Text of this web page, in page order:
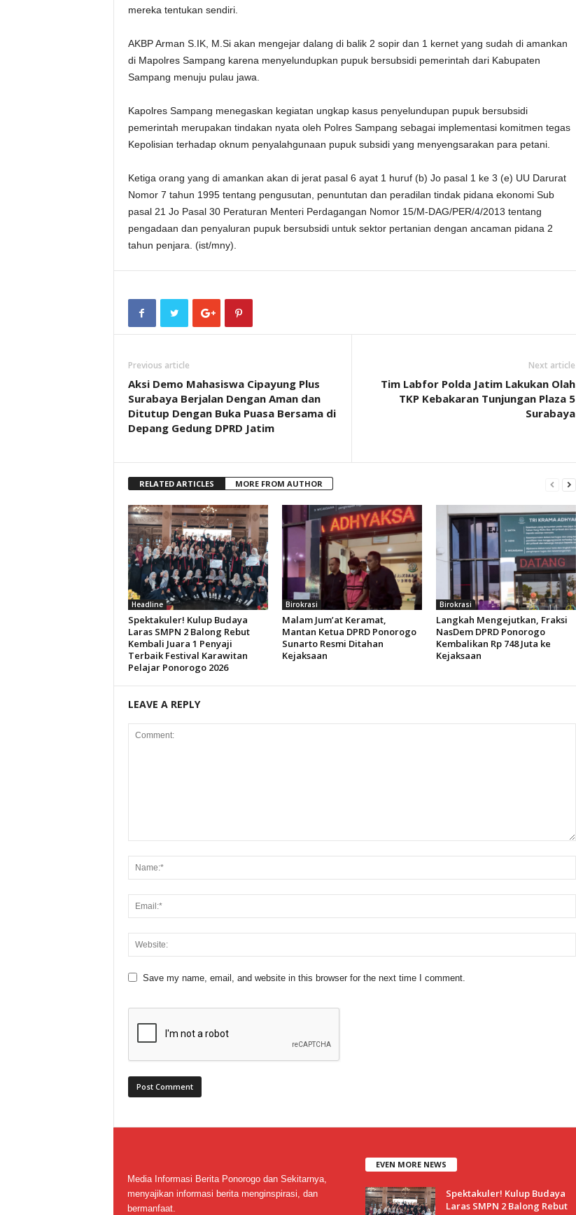
mereka tentukan sendiri.
AKBP Arman S.IK, M.Si akan mengejar dalang di balik 2 sopir dan 1 kernet yang sudah di amankan
di Mapolres Sampang karena menyelundupkan pupuk bersubsidi pemerintah dari Kabupaten
Sampang menuju pulau jawa.
Kapolres Sampang menegaskan kegiatan ungkap kasus penyelundupan pupuk bersubsidi
pemerintah merupakan tindakan nyata oleh Polres Sampang sebagai implementasi komitmen tegas
Kepolisian terhadap oknum penyalahgunaan pupuk subsidi yang menyengsarakan para petani.
Ketiga orang yang di amankan akan di jerat pasal 6 ayat 1 huruf (b) Jo pasal 1 ke 3 (e) UU Darurat
Nomor 7 tahun 1995 tentang pengusutan, penuntutan dan peradilan tindak pidana ekonomi Sub
pasal 21 Jo Pasal 30 Peraturan Menteri Perdagangan Nomor 15/M-DAG/PER/4/2013 tentang
pengadaan dan penyaluran pupuk bersubsidi untuk sektor pertanian dengan ancaman pidana 2
tahun penjara. (ist/mny).
Previous article
Aksi Demo Mahasiswa Cipayung Plus
Surabaya Berjalan Dengan Aman dan
Ditutup Dengan Buka Puasa Bersama di
Depang Gedung DPRD Jatim
Next article
Tim Labfor Polda Jatim Lakukan Olah
TKP Kebakaran Tunjungan Plaza 5
Surabaya
RELATED ARTICLES MORE FROM AUTHOR
Headline
Spektakuler! Kulup Budaya
Laras SMPN 2 Balong Rebut
Kembali Juara 1 Penyaji
Terbaik Festival Karawitan
Pelajar Ponorogo 2026
Birokrasi
Malam Jum’at Keramat,
Mantan Ketua DPRD Ponorogo
Sunarto Resmi Ditahan
Kejaksaan
Birokrasi
Langkah Mengejutkan, Fraksi
NasDem DPRD Ponorogo
Kembalikan Rp 748 Juta ke
Kejaksaan
LEAVE A REPLY
Save my name, email, and website in this browser for the next time I comment.
Media Informasi Berita Ponorogo dan Sekitarnya,
menyajikan informasi berita menginspirasi, dan
bermanfaat.
EVEN MORE NEWS
Spektakuler! Kulup Budaya
Laras SMPN 2 Balong Rebut